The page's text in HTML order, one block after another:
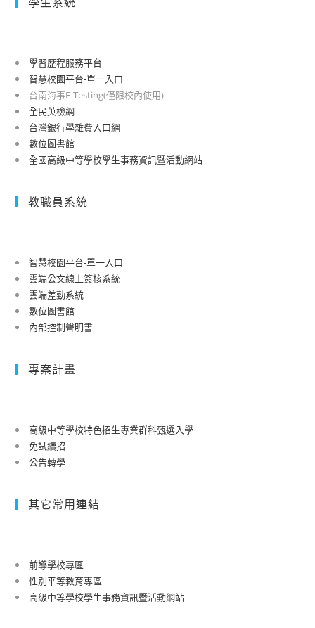
學習歷程服務平台
智慧校園平台-單一入口
台南海事E-Testing(僅限校內使用)
全民英檢網
台灣銀行學雜費入口網
數位圖書館
全國高級中等學校學生事務資訊暨活動網站
教職員系統
智慧校園平台-單一入口
雲端公文線上簽核系統
雲端差勤系統
數位圖書館
內部控制聲明書
專案計畫
高級中等學校特色招生專業群科甄選入學
免試續招
公告轉學
其它常用連結
前導學校專區
性別平等教育專區
高級中等學校學生事務資訊暨活動網站